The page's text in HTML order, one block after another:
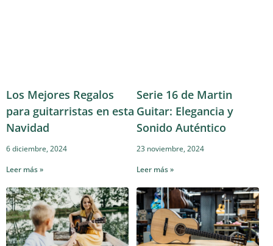
Los Mejores Regalos
para guitarristas en esta
Navidad
6 diciembre, 2024
Leer más »
Serie 16 de Martin
Guitar: Elegancia y
Sonido Auténtico
23 noviembre, 2024
Leer más »